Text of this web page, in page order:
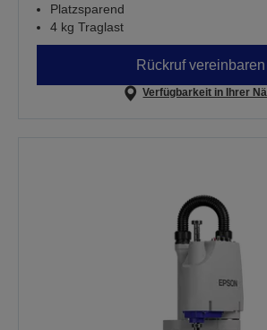
Platzsparend
4 kg Traglast
Rückruf vereinbaren
Verfügbarkeit in Ihrer